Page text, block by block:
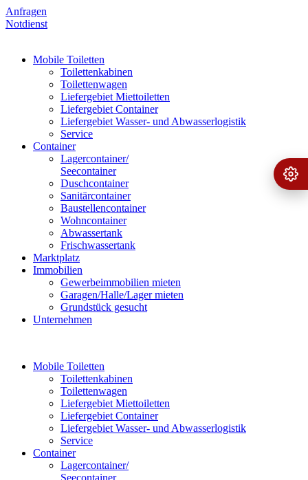
Anfragen
Notdienst
Mobile Toiletten
Toilettenkabinen
Toilettenwagen
Liefergebiet Miettoiletten
Liefergebiet Container
Liefergebiet Wasser- und Abwasserlogistik
Service
Container
Lagercontainer/
Seecontainer
Duschcontainer
Sanitärcontainer
Baustellencontainer
Wohncontainer
Abwassertank
Frischwassertank
Marktplatz
Immobilien
Gewerbeimmobilien mieten
Garagen/Halle/Lager mieten
Grundstück gesucht
Unternehmen
Mobile Toiletten
Toilettenkabinen
Toilettenwagen
Liefergebiet Miettoiletten
Liefergebiet Container
Liefergebiet Wasser- und Abwasserlogistik
Service
Container
Lagercontainer/
Seecontainer
›